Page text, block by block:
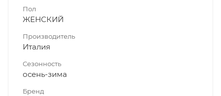
Пол
ЖЕНСКИЙ
Производитель
Италия
Сезонность
осень-зима
Бренд